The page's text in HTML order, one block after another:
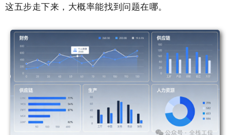
这五步走下来，大概率能找到问题在哪。